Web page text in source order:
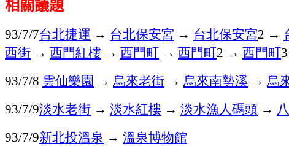
相關議題
93/7/7台北捷運 → 台北保安宮 → 台北保安宮2 →
西街 → 西門紅樓 → 西門町 → 西門町2 → 西門町3
93/7/8 雲仙樂園 → 烏來老街 → 烏來南勢溪 → 烏
93/7/9淡水老街 → 淡水紅樓 → 淡水漁人碼頭 →
93/7/9新北投溫泉 → 溫泉博物館